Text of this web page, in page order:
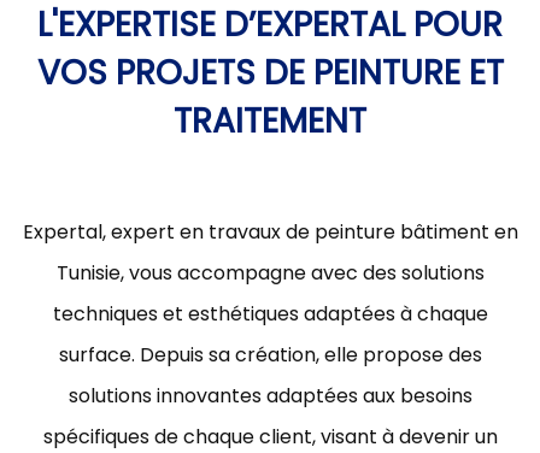
L'EXPERTISE D’EXPERTAL POUR
VOS PROJETS DE PEINTURE ET
TRAITEMENT
Expertal, expert en travaux de peinture bâtiment en
Tunisie, vous accompagne avec des solutions
techniques et esthétiques adaptées à chaque
surface. Depuis sa création, elle propose des
solutions innovantes adaptées aux besoins
spécifiques de chaque client, visant à devenir un